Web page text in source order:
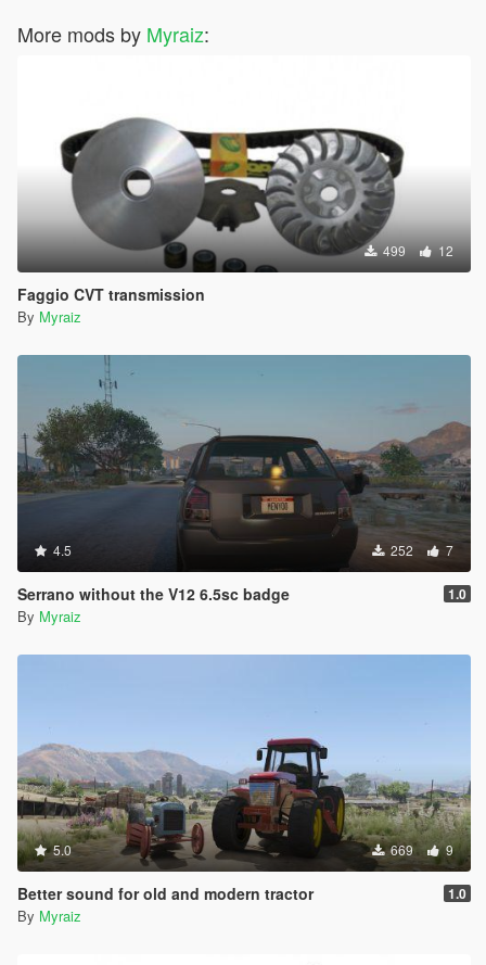
More mods by Myraiz:
499 12
Faggio CVT transmission
By Myraiz
4.5 252 7
Serrano without the V12 6.5sc badge 1.0
By Myraiz
5.0 669 9
Better sound for old and modern tractor 1.0
By Myraiz